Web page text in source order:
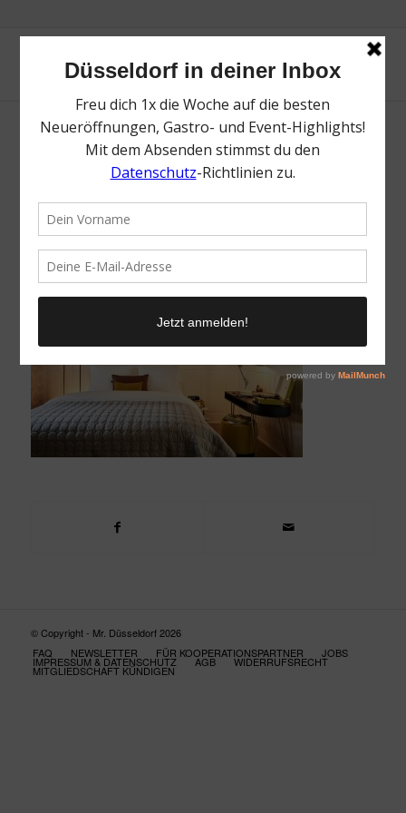
Max Brown Midtown | Die besten Hotels in
© Copyright - Mr. Düsseldorf 2026
FAQ
NEWSLETTER FÜR KOOPERATIONSPARTNER JOBS
IMPRESSUM & DATENSCHUTZ AGB WIDERRUFSRECHT
MITGLIEDSCHAFT KÜNDIGEN